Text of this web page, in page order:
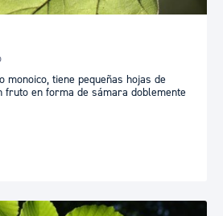
monoico, tiene pequeñas hojas de
fruto en forma de sámara doblemente